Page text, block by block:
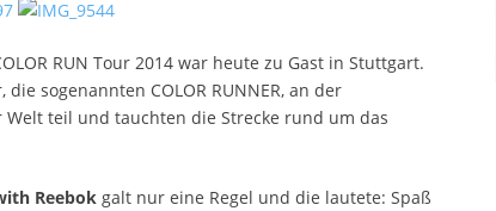
RUN Tour 2014 war heute zu Gast in Stuttgart.
sogenannten COLOR RUNNER, an der
teil und tauchten die Strecke rund um das
Reebok galt nur eine Regel und die lautete: Spaß